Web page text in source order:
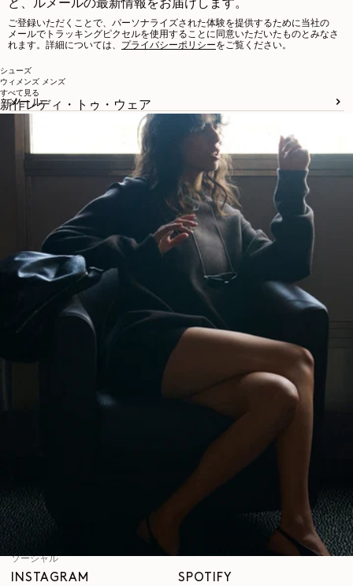
シューズ
ウィメンズ メンズ
すべて見る
新作レディ・トゥ・ウェア
ど、ルメールの最新情報をお届けします。
ご登録いただくことで、パーソナライズされた体験を提供するために当社の
メールでトラッキングピクセルを使用することに同意いただいたものとみなさ
れます。詳細については、 プライバシーポリシーをご覧ください。
メール
返品について
撤回の権利
ソーシャル
INSTAGRAM
SPOTIFY